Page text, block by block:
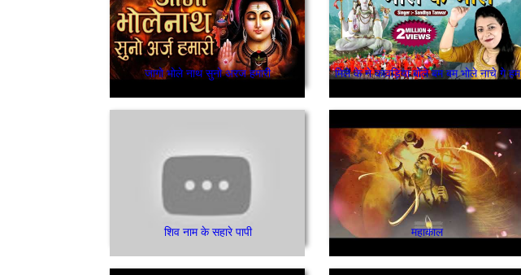
जागो भोले नाथ सुनो अरज हमारी मिले के ने कावड़िया बोले बम बम भोले नाचे गे हम
शिव नाम के सहारे पापी महाकाल